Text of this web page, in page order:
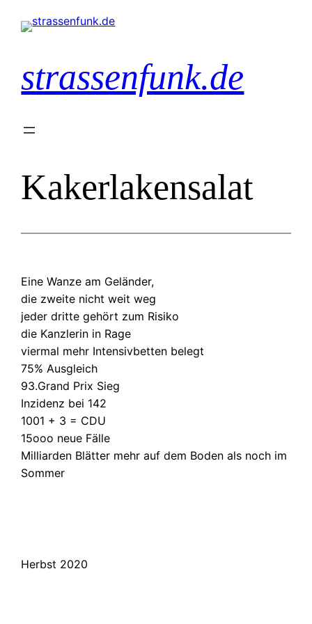
Inhalt
strassenfunk.de
Kakerlakensalat
Eine Wanze am Geländer,
die zweite nicht weit weg
jeder dritte gehört zum Risiko
die Kanzlerin in Rage
viermal mehr Intensivbetten belegt
75% Ausgleich
93.Grand Prix Sieg
Inzidenz bei 142
1001 + 3 = CDU
15ooo neue Fälle
Milliarden Blätter mehr auf dem Boden als noch im
Sommer
Herbst 2020